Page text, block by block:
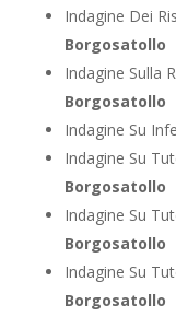
Indagine Dei
Borgosatollo
Indagine Sulla
Borgosatollo
Indagine Su
Indagine Su
Borgosatollo
Indagine Su
Borgosatollo
Indagine Su
Borgosatollo